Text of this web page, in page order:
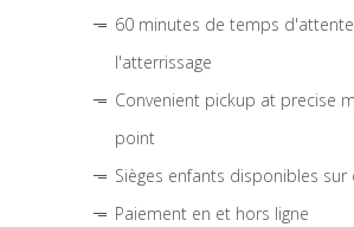
60 minutes de temps
l'atterrissage
Convenient pickup at precise
point
Sièges enfants disponibles
Paiement en et hors ligne